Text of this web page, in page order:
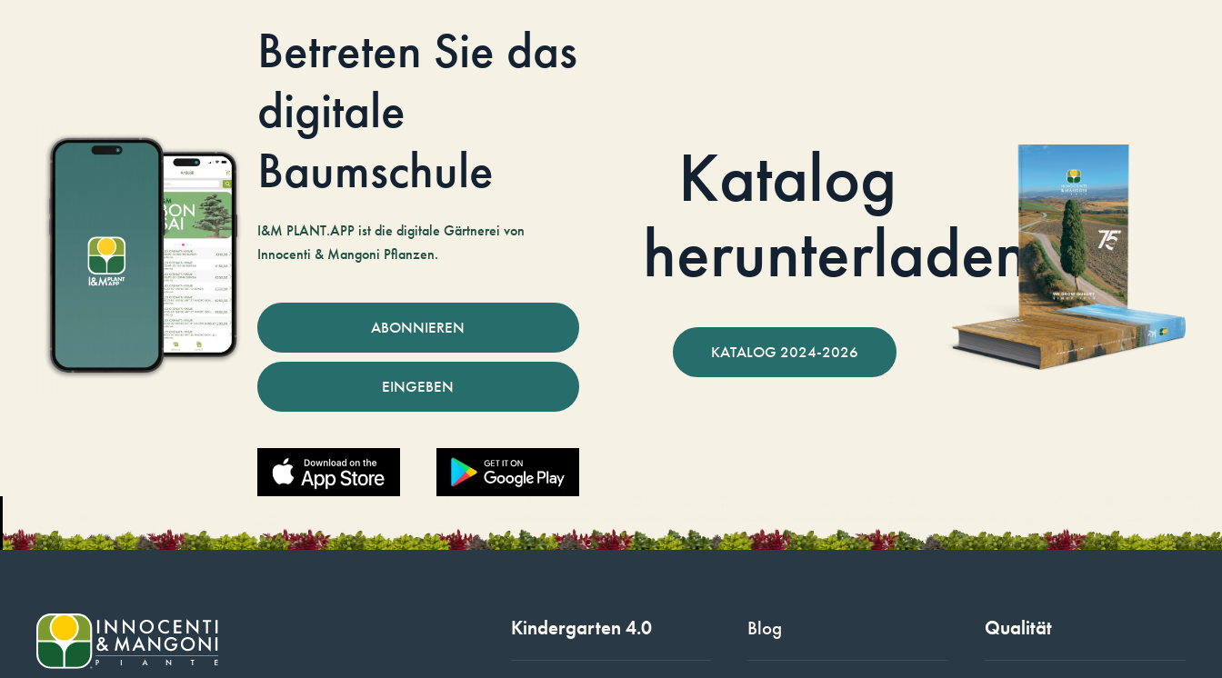
Betreten Sie das
digitale
Baumschule
I&M PLANT.APP ist die digitale Gärtnerei von
Innocenti & Mangoni Pflanzen.
ABONNIEREN
EINGEBEN
Katalog
herunterladen
KATALOG 2024-2026
Kindergarten 4.0 Blog Qualität